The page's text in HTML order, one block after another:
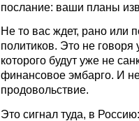
послание: ваши планы
Не то вас ждет, рано или
политиков. Это не
которого будут уже не
финансовое эмбарго. И
продовольствие.
Это сигнал туда, в